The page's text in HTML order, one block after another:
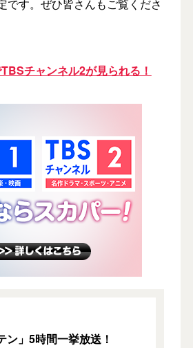
です。ぜひ皆さんもご覧くださ
チャンネル2が見られる！
ン」5時間一挙放送！